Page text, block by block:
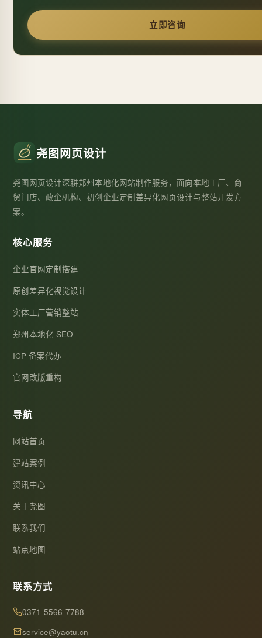
立即咨询
尧图网页设计
尧图网页设计深耕郑州本地化网站制作服务，面向本地工厂、商
贸门店、政企机构、初创企业定制差异化网页设计与整站开发方
案。
核心服务
企业官网定制搭建
原创差异化视觉设计
实体工厂营销整站
郑州本地化 SEO
ICP 备案代办
官网改版重构
导航
网站首页
建站案例
资讯中心
关于尧图
联系我们
站点地图
联系方式
0371-5566-7788
service@yaotu.cn